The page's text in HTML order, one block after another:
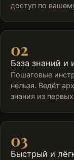
доступ по
02
База знаний и
Пошаговые
нельзя. Ведёт
знания из
03
Быстрый и